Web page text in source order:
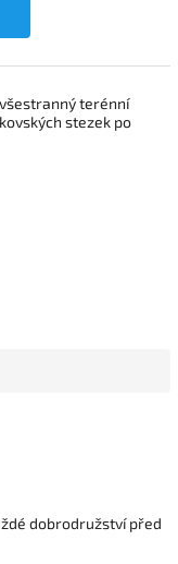
terénní
stezek po
dobrodružství před